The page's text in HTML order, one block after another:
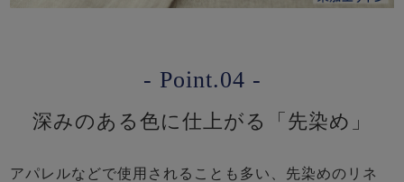
- Point.04 -
深みのある色に仕上がる「先染め」
アパレルなどで使用されることも多い、先染めのリネ